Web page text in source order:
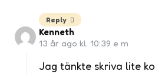
Reply
Kenneth
13 år ago kl. 10:39 e m
Jag tänkte skriva lite